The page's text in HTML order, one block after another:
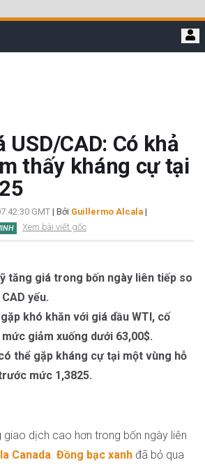
USD/CAD: Có khả
thấy kháng cự tại
GMT | Bởi Guillermo Alcala |
Xem bài viết gốc
tăng giá trong bốn ngày liên tiếp so
yếu.
khó khăn với giá dầu WTI, cố
giảm xuống dưới 63,00$.
thể gặp kháng cự tại một vùng hỗ
mức 1,3825.
dịch cao hơn trong bốn ngày liên
Canada. Đồng bạc xanh đã bỏ qua